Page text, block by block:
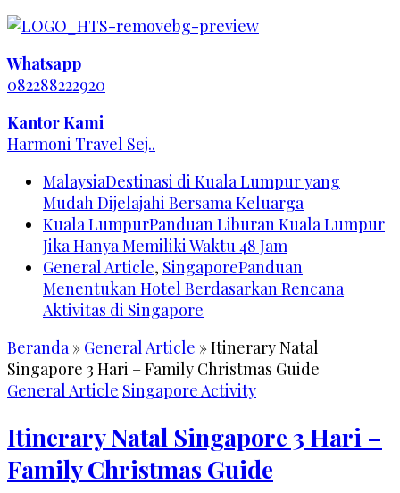
Whatsapp
082288222920
Kantor Kami
Harmoni Travel Sej..
MalaysiaDestinasi di Kuala Lumpur yang
Mudah Dijelajahi Bersama Keluarga
Kuala LumpurPanduan Liburan Kuala Lumpur
Jika Hanya Memiliki Waktu 48 Jam
General Article, SingaporePanduan
Menentukan Hotel Berdasarkan Rencana
Aktivitas di Singapore
Beranda» General Article »Itinerary Natal
Singapore 3 Hari – Family Christmas Guide
General Article Singapore Activity
Itinerary Natal Singapore 3 Hari –
Family Christmas Guide